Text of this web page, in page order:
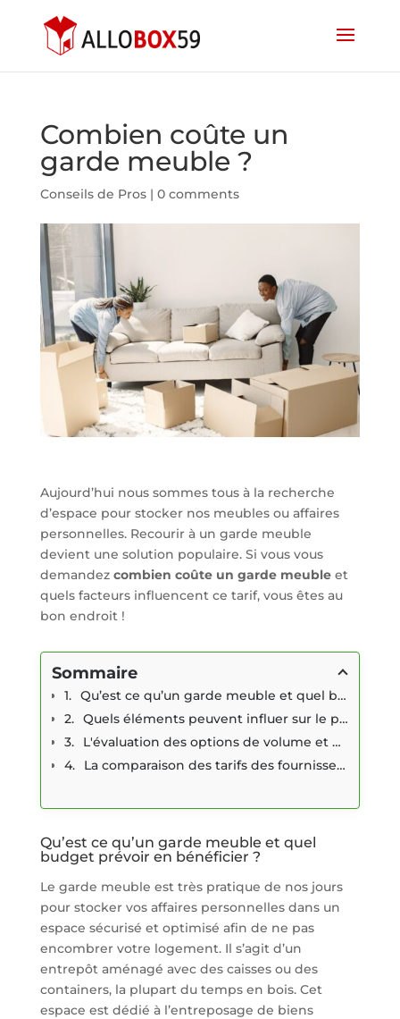
Combien coûte un
garde meuble ?
Conseils de Pros| 0 comments
Aujourd’hui nous sommes tous à la recherche
d’espace pour stocker nos meubles ou affaires
personnelles. Recourir à un garde meuble
devient une solution populaire. Si vous vous
demandez combien coûte un garde meubleet
quels facteurs influencent ce tarif, vous êtes au
bon endroit !
Sommaire
Qu’est ce qu’un garde meuble et quel budget prévoir en bénéficier ?
Quels éléments peuvent influer sur le prix d'un garde meuble ?
L'évaluation des options de volume et d’assurance d'un garde meuble
La comparaison des tarifs des fournisseurs de garde meuble
Qu’est ce qu’un garde meuble et quel
budget prévoir en bénéficier ?
Le garde meuble est très pratique de nos jours
pour stocker vos affaires personnelles dans un
espace sécurisé et optimisé afin de ne pas
encombrer votre logement. Il s’agit d’un
entrepôt aménagé avec des caisses ou des
containers, la plupart du temps en bois. Cet
espace est dédié à l’entreposage de biens